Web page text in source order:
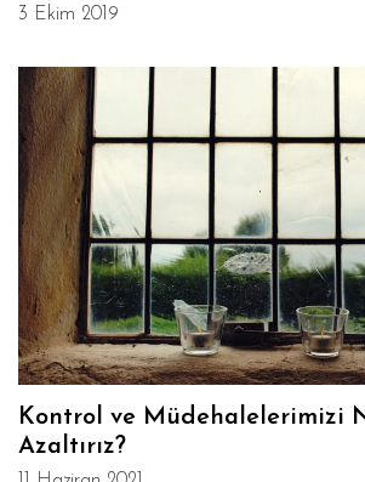
3 Ekim 2019
Kontrol ve Müdehalelerimizi
Azaltırız?